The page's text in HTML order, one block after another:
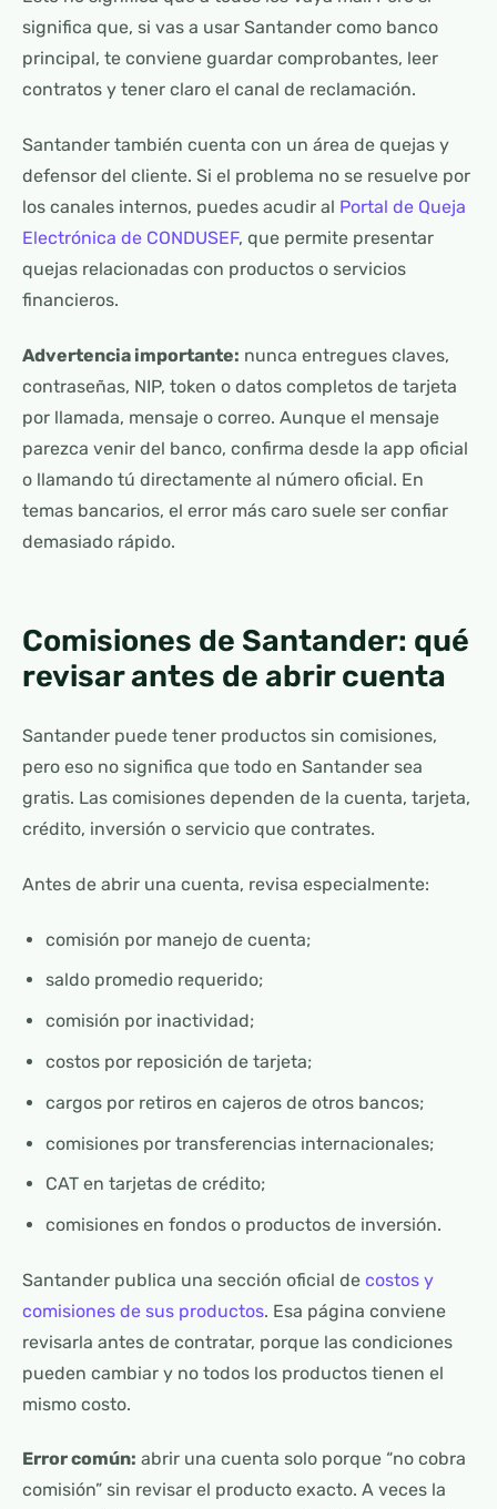
significa que, si vas a usar Santander como banco
principal, te conviene guardar comprobantes, leer
contratos y tener claro el canal de reclamación.
Santander también cuenta con un área de quejas y
defensor del cliente. Si el problema no se resuelve por
los canales internos, puedes acudir al Portal de Queja
Electrónica de CONDUSEF, que permite presentar
quejas relacionadas con productos o servicios
financieros.
Advertencia importante: nunca entregues claves,
contraseñas, NIP, token o datos completos de tarjeta
por llamada, mensaje o correo. Aunque el mensaje
parezca venir del banco, confirma desde la app oficial
o llamando tú directamente al número oficial. En
temas bancarios, el error más caro suele ser confiar
demasiado rápido.
Comisiones de Santander: qué
revisar antes de abrir cuenta
Santander puede tener productos sin comisiones,
pero eso no significa que todo en Santander sea
gratis. Las comisiones dependen de la cuenta, tarjeta,
crédito, inversión o servicio que contrates.
Antes de abrir una cuenta, revisa especialmente:
comisión por manejo de cuenta;
saldo promedio requerido;
comisión por inactividad;
costos por reposición de tarjeta;
cargos por retiros en cajeros de otros bancos;
comisiones por transferencias internacionales;
CAT en tarjetas de crédito;
comisiones en fondos o productos de inversión.
Santander publica una sección oficial de costos y
comisiones de sus productos. Esa página conviene
revisarla antes de contratar, porque las condiciones
pueden cambiar y no todos los productos tienen el
mismo costo.
Error común: abrir una cuenta solo porque “no cobra
comisión” sin revisar el producto exacto. A veces la